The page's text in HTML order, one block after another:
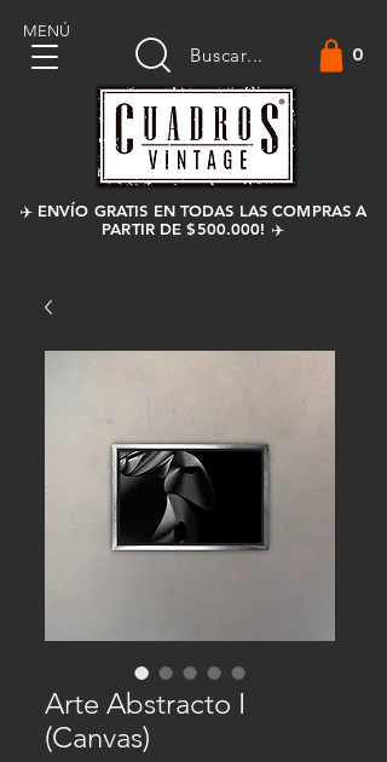
Buscar...
MENÚ
0
✈️ ENVÍO GRATIS EN TODAS LAS COMPRAS A
PARTIR DE $500.000! ✈️
Arte Abstracto I
(Canvas)